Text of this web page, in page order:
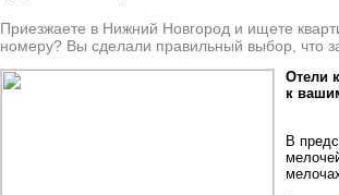
Приезжаете в Нижний Новгород и ищете
номеру? Вы сделали правильный выбор, что
Отели
к
В